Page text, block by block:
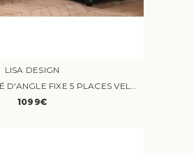
LISA DESIGN
WILLIAM - CANAPÉ D'ANGLE FIXE 5 PLACES VELOURS VERT
1099€